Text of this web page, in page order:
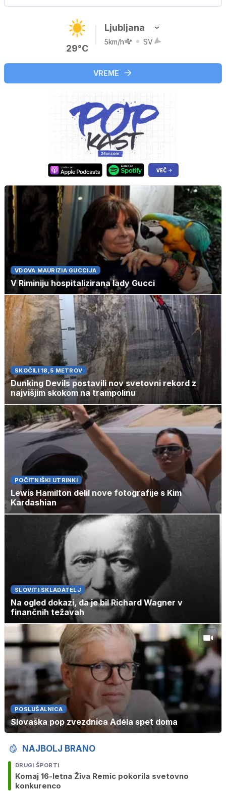
29°C
Ljubljana
5km/h SV
VREME
VDOVA MAURIZIA GUCCIJA
V Riminiju hospitalizirana lady Gucci
SKOČILI 18,5 METROV
Dunking Devils postavili nov svetovni rekord z
najvišjim skokom na trampolinu
POČITNIŠKI UTRINKI
Lewis Hamilton delil nove fotografije s Kim
Kardashian
SLOVITI SKLADATELJ
Na ogled dokazi, da je bil Richard Wagner v
finančnih težavah
POSLUŠALNICA
Slovaška pop zvezdnica Adéla spet doma
NAJBOLJ BRANO
DRUGI ŠPORTI
Komaj 16-letna Živa Remic pokorila svetovno
konkurenco